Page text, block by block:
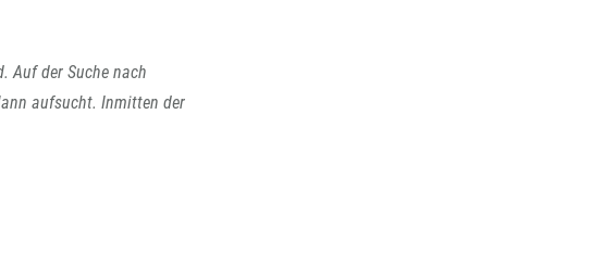
Auf der Suche nach
aufsucht. Inmitten der